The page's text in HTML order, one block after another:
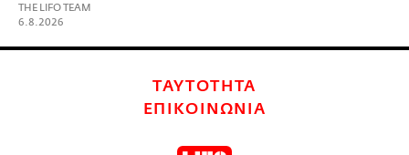
THE LIFO TEAM
6.8.2026
ΤΑΥΤΟΤΗΤΑ
ΕΠΙΚΟΙΝΩΝΙΑ